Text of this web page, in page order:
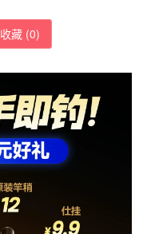
收藏 (0)